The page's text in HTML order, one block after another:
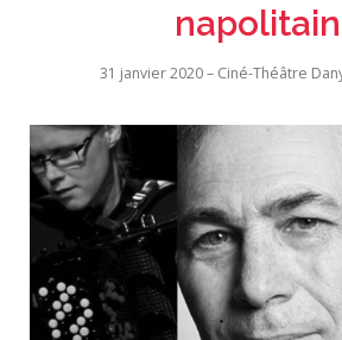
31 janvier 2020 – Ciné-Théâtre